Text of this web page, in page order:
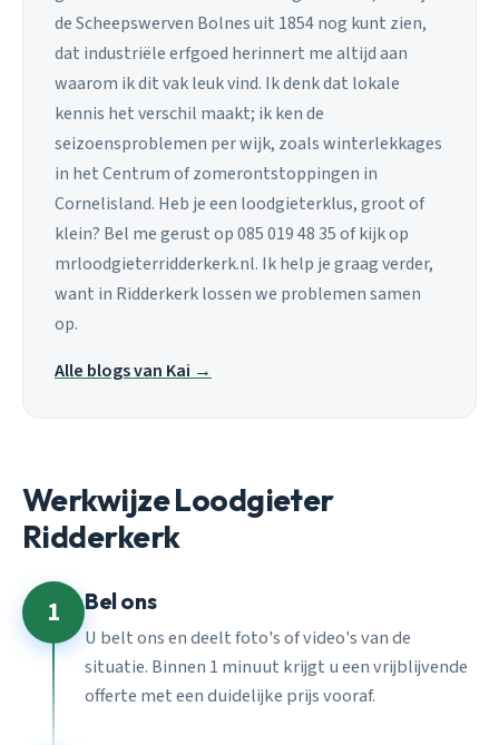
de Scheepswerven Bolnes uit 1854 nog kunt zien,
dat industriële erfgoed herinnert me altijd aan
waarom ik dit vak leuk vind. Ik denk dat lokale
kennis het verschil maakt; ik ken de
seizoensproblemen per wijk, zoals winterlekkages
in het Centrum of zomerontstoppingen in
Cornelisland. Heb je een loodgieterklus, groot of
klein? Bel me gerust op 085 019 48 35 of kijk op
mrloodgieterridderkerk.nl. Ik help je graag verder,
want in Ridderkerk lossen we problemen samen
op.
Alle blogs van Kai →
Werkwijze Loodgieter
Ridderkerk
1 Bel ons
U belt ons en deelt foto's of video's van de
situatie. Binnen 1 minuut krijgt u een vrijblijvende
offerte met een duidelijke prijs vooraf.